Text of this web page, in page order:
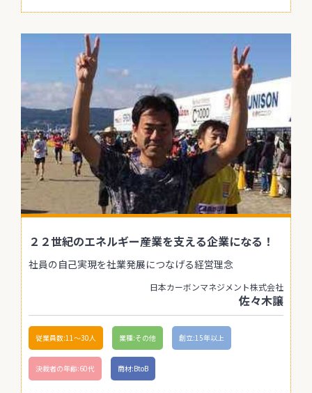
２２世紀のエネルギー産業を支える企業になる！
社員の自己実現を社業発展につなげる経営理念
日本カーボンマネジメント株式会社
佐々木譲
従業員数:11〜30人 業種:その他 創立:15年以上
決裁者の年齢:60代 商材:BtoB